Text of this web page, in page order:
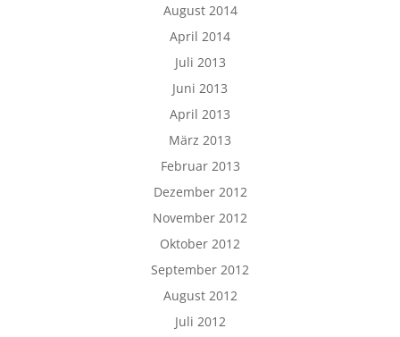
August 2014
April 2014
Juli 2013
Juni 2013
April 2013
März 2013
Februar 2013
Dezember 2012
November 2012
Oktober 2012
September 2012
August 2012
Juli 2012